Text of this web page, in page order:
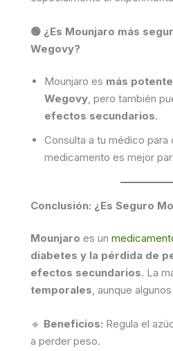
🟢 ¿Es Mounjaro más
Wegovy?
Mounjaro es más
Wegovy, pero también
efectos secundarios.
Consulta a tu médico para
medicamento es mejor
Conclusión: ¿Es Seguro
Mounjaro es un
diabetes y la pérdida de
efectos secundarios. La
temporales, aunque
🔹 Beneficios: Regula el
a perder peso.